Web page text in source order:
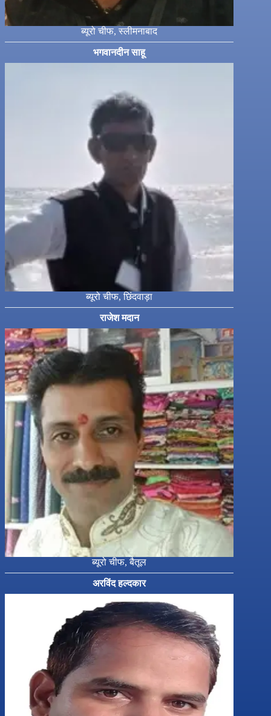
ब्यूरो चीफ, स्लीमनाबाद
भगवानदीन साहू
ब्यूरो चीफ, छिंदवाड़ा
राजेश मदान
ब्यूरो चीफ, बैतूल
अरविंद हल्दकार